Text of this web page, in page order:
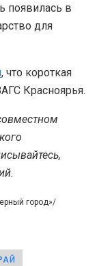
появилась в
для
, что короткая
Красноярья.
город»/